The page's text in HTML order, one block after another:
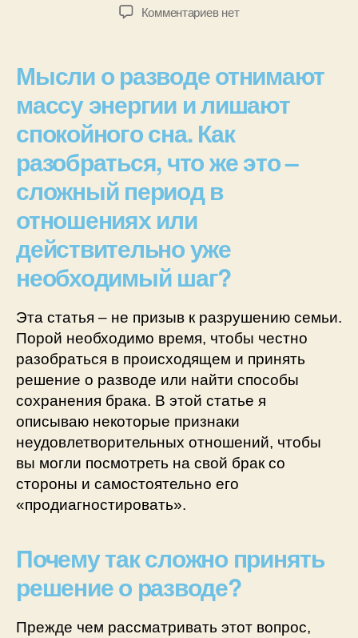
Комментариевнет
Мысли о разводе отнимают
массу энергии и лишают
спокойного сна. Как
разобраться, что же это –
сложный период в
отношениях или
действительно уже
необходимый шаг?
Эта статья – не призыв к разрушению семьи.
Порой необходимо время, чтобы честно
разобраться в происходящем и принять
решение о разводе или найти способы
сохранения брака. В этой статье я
описываю некоторые признаки
неудовлетворительных отношений, чтобы
вы могли посмотреть на свой брак со
стороны и самостоятельно его
«продиагностировать».
Почему так сложно принять
решение о разводе?
Прежде чем рассматривать этот вопрос,